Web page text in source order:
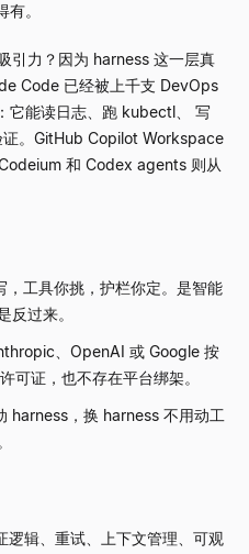
。
引力？因为 harness 这一层真
Code 已经被上千支 DevOps
它能读日志、跑 kubectl、 写
。GitHub Copilot Workspace
和 Codex agents 则从
，工具你挑，护栏你定。是智能
反过来。
、OpenAI 或 Google 按
可证，也不存在平台绑架。
harness，换 harness 不用动工
逻辑、重试、上下文管理、可观